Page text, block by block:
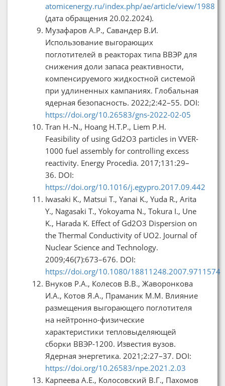
atomicenergy.ru/index.php/ae/article/view/1988
(дата обращения 20.02.2024).
Музафаров А.Р., Савандер В.И.
Использование выгорающих
поглотителей в реакторах типа ВВЭР для
снижения доли запаса реактивности,
компенсируемого жидкостной системой
при удлиненных кампаниях. Глобальная
ядерная безопасность. 2022;2:42–55. DOI:
https://doi.org/10.26583/gns-2022-02-05
Tran H.-N., Hoang H.T.P., Liem P.H.
Feasibility of using Gd2O3 particles in VVER-
1000 fuel assembly for controlling excess
reactivity. Energy Procedia. 2017;131:29–
36. DOI:
https://doi.org/10.1016/j.egypro.2017.09.442
Iwasaki K., Matsui T., Yanai K., Yuda R., Arita
Y., Nagasaki T., Yokoyama N., Tokura I., Une
K., Harada K. Effect of Gd2O3 Dispersion on
the Thermal Conductivity of UO2. Journal of
Nuclear Science and Technology.
2009;46(7):673–676. DOI:
https://doi.org/10.1080/18811248.2007.9711574
Внуков Р.А., Колесов В.В., Жаворонкова
И.А., Котов Я.А., Праманик М.М. Влияние
размещения выгорающего поглотителя
на нейтронно-физические
характеристики тепловыделяющей
сборки ВВЭР-1200. Известия вузов.
Ядерная энергетика. 2021;2:27–37. DOI:
https://doi.org/10.26583/npe.2021.2.03
Карпеева А.Е., Колосовский В.Г., Пахомов